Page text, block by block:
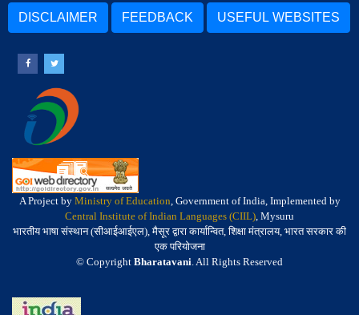
DISCLAIMER FEEDBACK USEFUL WEBSITES
A Project by Ministry of Education, Government of India, Implemented by
Central Institute of Indian Languages (CIIL), Mysuru
भारतीय भाषा संस्थान (सीआईआईएल), मैसूर द्वारा कार्यान्वित, शिक्षा मंत्रालय, भारत सरकार की
एक परियोजना
© Copyright Bharatavani. All Rights Reserved